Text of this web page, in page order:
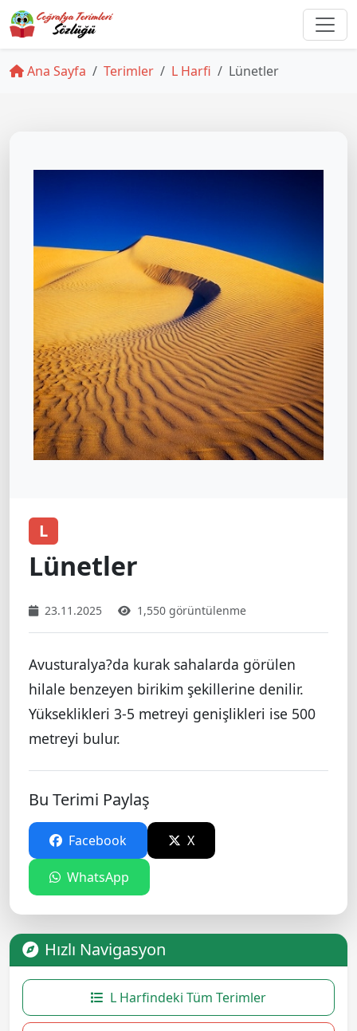
Ana Sayfa Terimler L Harfi Lünetler
L
Lünetler
23.11.2025 1,550 görüntülenme
Avusturalya?da kurak sahalarda görülen
hilale benzeyen birikim şekillerine denilir.
Yükseklikleri 3-5 metreyi genişlikleri ise 500
metreyi bulur.
Bu Terimi Paylaş
Facebook X
WhatsApp
Hızlı Navigasyon
L Harfindeki Tüm Terimler